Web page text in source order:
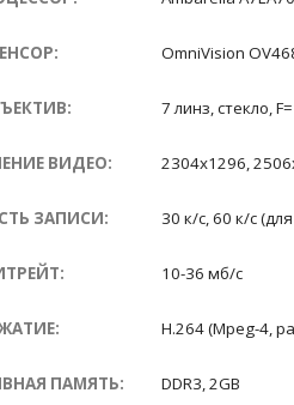
OmniVision
7 линз, стекло,
ВИДЕО: 2304х1296,
ЗАПИСИ: 30 к/с, 60 к/с
10-36 мб/с
H.264 (Mpeg-4,
ПАМЯТЬ: DDR3, 2GB